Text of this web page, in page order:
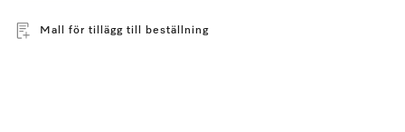
Mall för tillägg till beställning